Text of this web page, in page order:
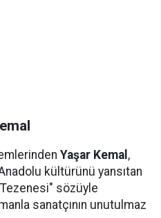
Yaşar Kemal ,
kültürünü yansıtan
sözüyle
sanatçının unutulmaz